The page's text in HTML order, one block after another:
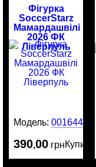
Фігурка
SoccerStarz
Мамардашвілі
2026 ФК
Ліверпуль
Модель:0016449
390,00 грнКупити